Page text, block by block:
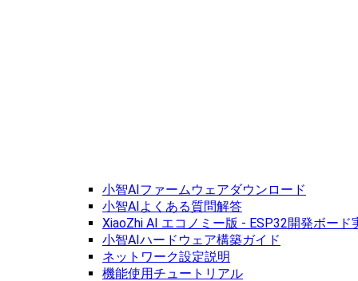
小智AIファームウェアダウンロード
小智AIよくある質問解答
XiaoZhi AI エコノミー版 - ESP32開発ボード
小智AIハードウェア構築ガイド
ネットワーク設定説明
機能使用チュートリアル